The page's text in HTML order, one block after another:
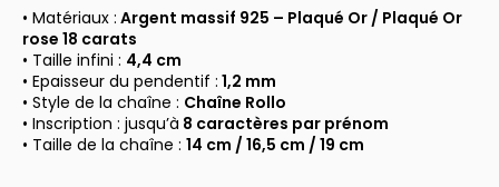
• Matériaux : Argent massif 925 – Plaqué Or / Plaqué Or
rose 18 carats
• Taille infini : 4,4 cm
• Epaisseur du pendentif : 1,2 mm
• Style de la chaîne : Chaîne Rollo
• Inscription : jusqu’à 8 caractères par prénom
• Taille de la chaîne : 14 cm / 16,5 cm / 19 cm